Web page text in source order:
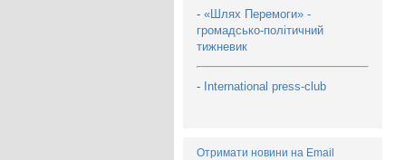
- «Шлях Перемоги» -
громадсько-політичний
тижневик
- International press-club
Отримати новини на Email